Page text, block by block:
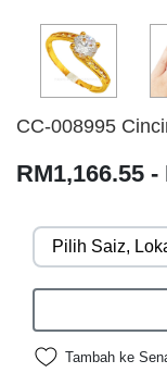
CC-008995
RM1,166.55 -
Tambah ke